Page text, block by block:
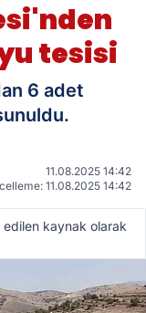
tesisi
6 adet
11.08.2025 14:42
11.08.2025 14:42
edilen kaynak olarak